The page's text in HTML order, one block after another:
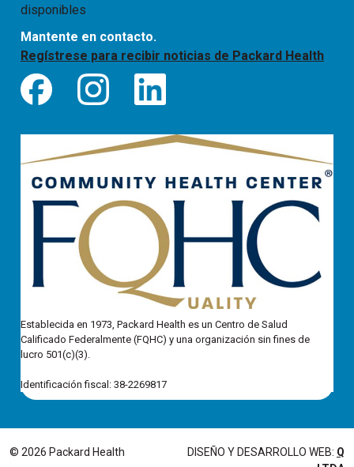
disponibles
Mantente en contacto.
Regístrese para recibir noticias de Packard Health
Establecida en 1973, Packard Health es un Centro de Salud
Calificado Federalmente (FQHC) y una organización sin fines de
lucro 501(c)(3).
Identificación fiscal: 38-2269817
© 2026 Packard Health DISEÑO Y DESARROLLO WEB: Q